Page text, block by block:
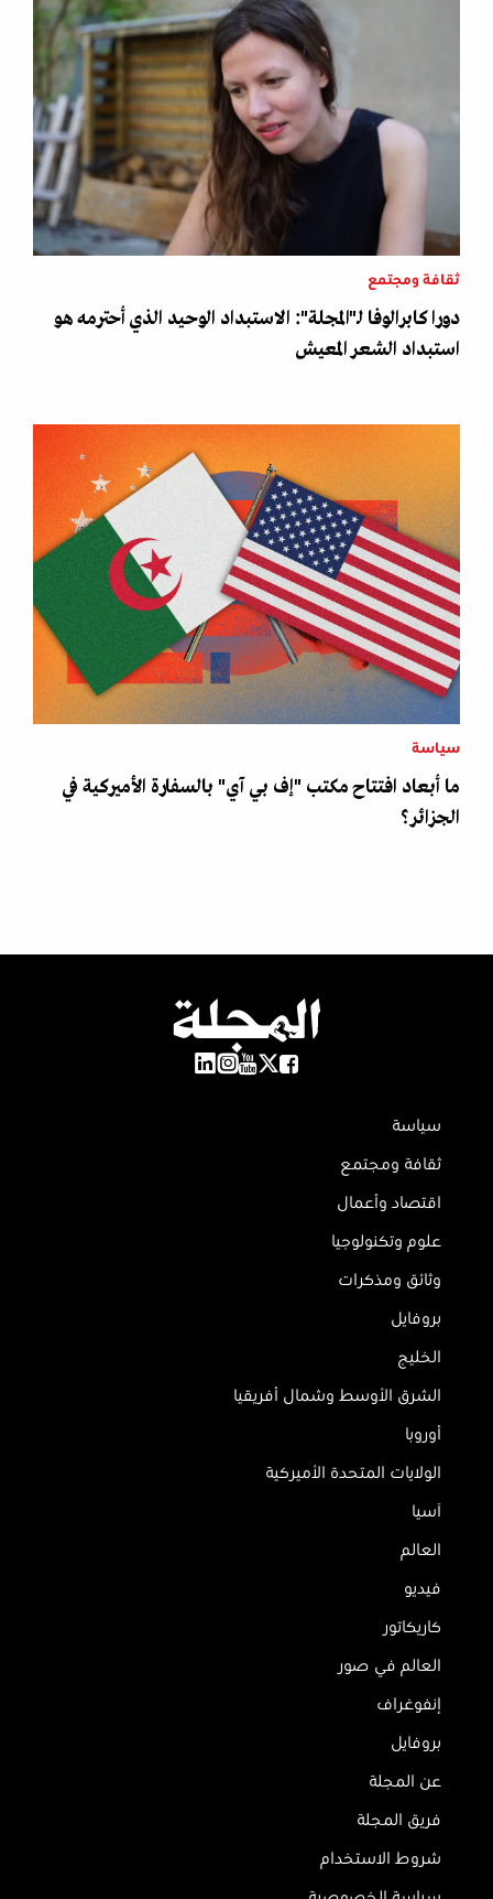
ثقافة ومجتمع
دورا كابرالوفا لـ"المجلة": الاستبداد الوحيد الذي أحترمه هو
استبداد الشعر المعيش
سياسة
ما أبعاد افتتاح مكتب "إف بي آي" بالسفارة الأميركية في
الجزائر؟
سياسة
ثقافة ومجتمع
اقتصاد وأعمال
علوم وتكنولوجيا
وثائق ومذكرات
بروفايل
الخليج
الشرق الأوسط وشمال أفريقيا
أوروبا
الولايات المتحدة الأميركية
آسيا
العالم
فيديو
كاريكاتور
العالم في صور
إنفوغراف
بروفايل
عن المجلة
فريق المجلة
شروط الاستخدام